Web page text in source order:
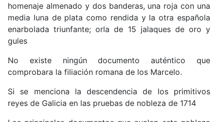
homenaje almenado y dos banderas, una roja con una
media luna de plata como rendida y la otra española
enarbolada triunfante; orla de 15 jalaques de oro y
gules
No existe ningún documento auténtico que
comprobara la filiación romana de los Marcelo.
Si se menciona la descendencia de los primitivos
reyes de Galicia en las pruebas de nobleza de 1714